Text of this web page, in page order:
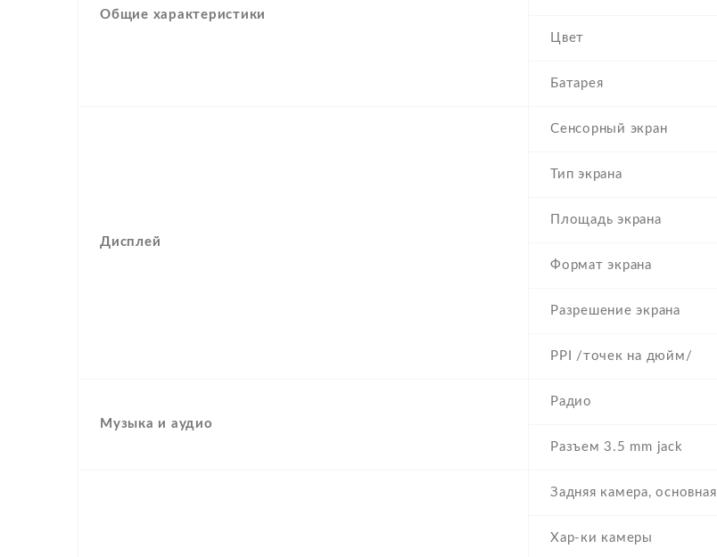
Общие характеристики
Цвет
Батарея
Дисплей
Сенсорный экран
Тип экрана
Площадь экрана
Формат экрана
Разрешение экрана
PPI /точек на дюйм/
Музыка и аудио
Радио
Разъем 3.5 mm jack
Задняя камера, основная
Хар-ки камеры